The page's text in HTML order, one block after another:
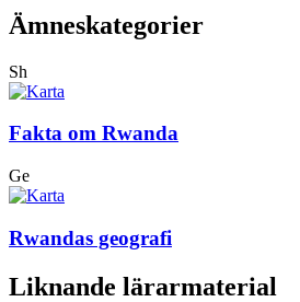
Ämneskategorier
Sh
Fakta om Rwanda
Ge
Rwandas geografi
Liknande lärarmaterial